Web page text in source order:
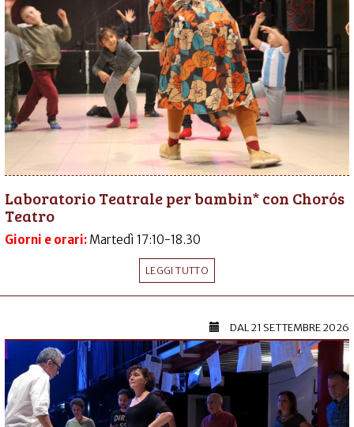
Laboratorio Teatrale per bambin* con Chorós
Teatro
Giorni e orari: Martedì 17:10-18.30
LEGGI TUTTO
DAL21 SETTEMBRE 2026